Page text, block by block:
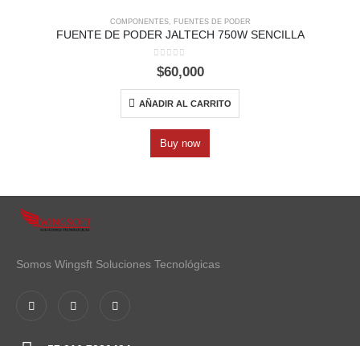
COMPONENTES, FUENTES DE PODER
FUENTE DE PODER JALTECH 750W SENCILLA
0out of 5
$60,000
AÑADIR AL CARRITO
Buy now
Somos Wingsft Soluciones Tecnológicas